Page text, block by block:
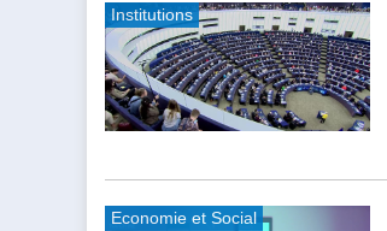
Institutions
Economie et Social